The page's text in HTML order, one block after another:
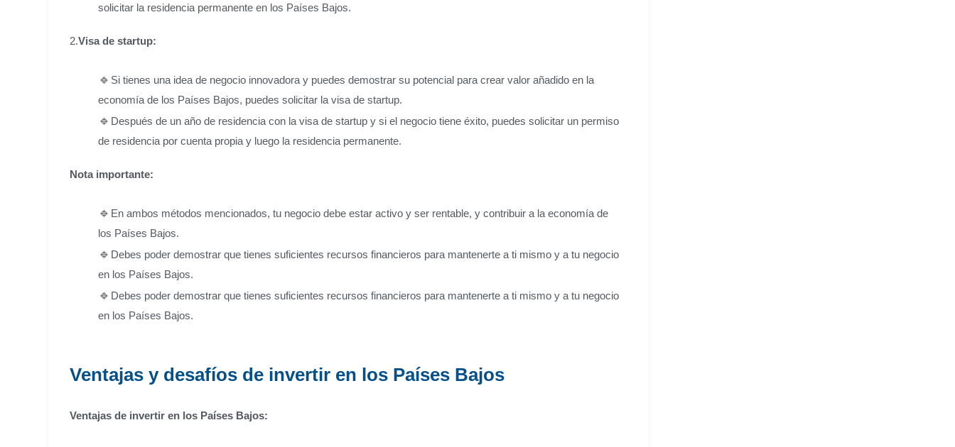
solicitar la residencia permanente en los Países Bajos.
2.Visa de startup:
Si tienes una idea de negocio innovadora y puedes demostrar su potencial para crear valor añadido en la
economía de los Países Bajos, puedes solicitar la visa de startup.
Después de un año de residencia con la visa de startup y si el negocio tiene éxito, puedes solicitar un permiso
de residencia por cuenta propia y luego la residencia permanente.
Nota importante:
En ambos métodos mencionados, tu negocio debe estar activo y ser rentable, y contribuir a la economía de
los Países Bajos.
Debes poder demostrar que tienes suficientes recursos financieros para mantenerte a ti mismo y a tu negocio
en los Países Bajos.
Debes poder demostrar que tienes suficientes recursos financieros para mantenerte a ti mismo y a tu negocio
en los Países Bajos.
Ventajas y desafíos de invertir en los Países Bajos
Ventajas de invertir en los Países Bajos: